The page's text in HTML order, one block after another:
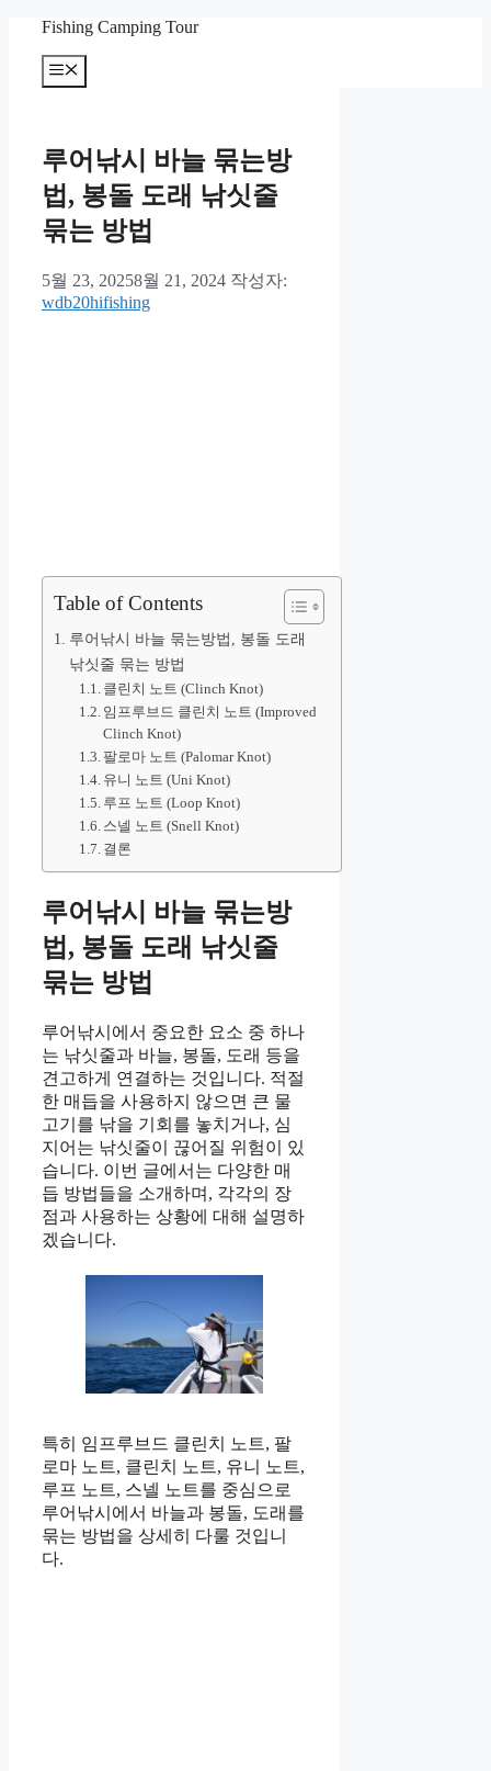
Fishing Camping Tour
메
뉴
루어낚시 바늘 묶는방
법, 봉돌 도래 낚싯줄
묶는 방법
5월 23, 20258월 21, 2024 작성자:
wdb20hifishing
Table of Contents
루어낚시 바늘 묶는방법, 봉돌 도래
낚싯줄 묶는 방법
클린치 노트 (Clinch Knot)
임프루브드 클린치 노트 (Improved
Clinch Knot)
팔로마 노트 (Palomar Knot)
유니 노트 (Uni Knot)
루프 노트 (Loop Knot)
스넬 노트 (Snell Knot)
결론
루어낚시 바늘 묶는방
법, 봉돌 도래 낚싯줄
묶는 방법
루어낚시에서 중요한 요소 중 하나
는 낚싯줄과 바늘, 봉돌, 도래 등을
견고하게 연결하는 것입니다. 적절
한 매듭을 사용하지 않으면 큰 물
고기를 낚을 기회를 놓치거나, 심
지어는 낚싯줄이 끊어질 위험이 있
습니다. 이번 글에서는 다양한 매
듭 방법들을 소개하며, 각각의 장
점과 사용하는 상황에 대해 설명하
겠습니다.
특히 임프루브드 클린치 노트, 팔
로마 노트, 클린치 노트, 유니 노트,
루프 노트, 스넬 노트를 중심으로
루어낚시에서 바늘과 봉돌, 도래를
묶는 방법을 상세히 다룰 것입니
다.